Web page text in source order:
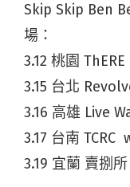
Skip Skip Ben
場：
3.12 桃園 ThERE
3.15 台北
3.16 高雄 Live
3.17 台南 TCRC
3.19 宜蘭 賣捌所